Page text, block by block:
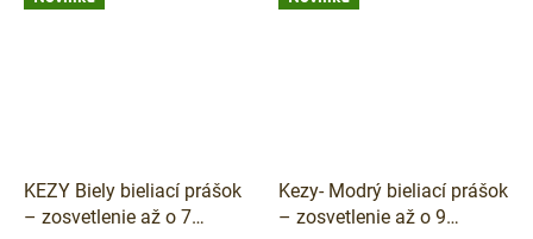
KEZY Biely bieliací prášok
– zosvetlenie až o 7
Kezy- Modrý bieliací prášok
– zosvetlenie až o 9